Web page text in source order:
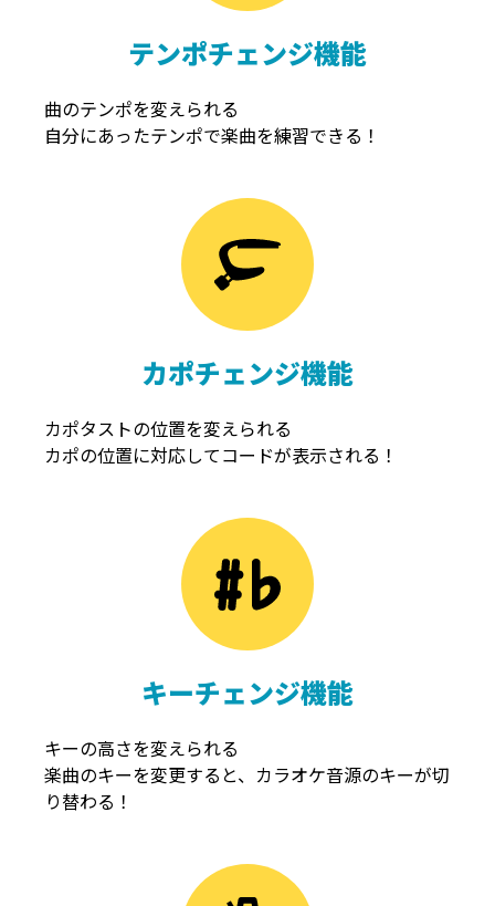
テンポチェンジ機能
曲のテンポを変えられる
自分にあったテンポで楽曲を練習できる！
カポチェンジ機能
カポタストの位置を変えられる
カポの位置に対応してコードが表示される！
キーチェンジ機能
キーの高さを変えられる
楽曲のキーを変更すると、カラオケ音源のキーが切
り替わる！